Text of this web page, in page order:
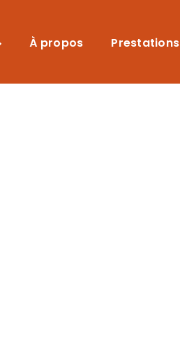
À propos Prestations